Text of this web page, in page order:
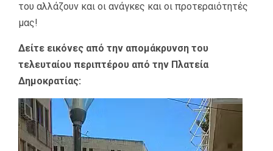
του αλλάζουν και οι ανάγκες και οι προτεραιότητές
μας!
Δείτε εικόνες από την απομάκρυνση του
τελευταίου περιπτέρου από την Πλατεία
Δημοκρατίας:
Πρόγραμμα
Αναπαραγωγής
Βίντεο